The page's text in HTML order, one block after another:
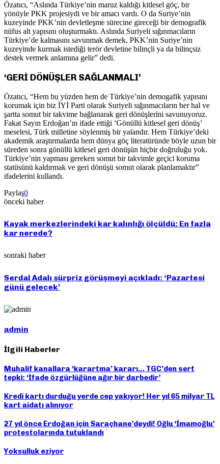
Özatıcı, “Aslında Türkiye’nin maruz kaldığı kitlesel göç, bir
yönüyle PKK projesiydi ve bir amacı vardı. O da Suriye’nin
kuzeyinde PKK’nin devletleşme sürecine gireceği bir demografik
nüfus alt yapısını oluşturmaktı. Aslında Suriyeli sığınmacıların
Türkiye’de kalmasını savunmak demek, PKK’nin Suriye’nin
kuzeyinde kurmak istediği terör devletine bilinçli ya da bilinçsiz
destek vermek anlamına gelir” dedi.
‘GERİ DÖNÜŞLER SAĞLANMALI’
Özatıcı, “Hem bu yüzden hem de Türkiye’nin demogafik yapısını
korumak için biz İYİ Parti olarak Suriyeli sığınmacıların her hal ve
şartta somut bir takvime bağlanarak geri dönüşlerini savunuyoruz.
Fakat Sayın Erdoğan’ın ifade ettiği ‘Gönüllü kitlesel geri dönüş’
meselesi, Türk milletine söylenmiş bir yalandır. Hem Türkiye’deki
akademik araştırmalarda hem dünya göç literatüründe böyle uzun bir
süreden sonra gönüllü kitlesel geri dönüşün hiçbir doğruluğu yok.
Türkiye’nin yapması gereken somut bir takvimle geçici koruma
statüsünü kaldırmak ve geri dönüşü somut olarak planlamaktır”
ifadelerini kullandı.
Paylaş0
önceki haber
Kayak merkezlerindeki kar kalınlığı ölçüldü: En fazla
kar nerede?
sonraki haber
Serdal Adalı sürpriz görüşmeyi açıkladı: ‘Pazartesi
günü gelecek’
admin
İlgili Haberler
Muhalif kanallara ‘karartma’ kararı… TGC’den sert
tepki: ‘İfade özgürlüğüne ağır bir darbedir’
Kredi kartı durduğu yerde cep yakıyor! Her yıl 65 milyar TL
kart aidatı alınıyor
27 yıl önce Erdoğan için Saraçhane’deydi! Oğlu ‘İmamoğlu’
protestolarında tutuklandı
Yoksulluk eziyor